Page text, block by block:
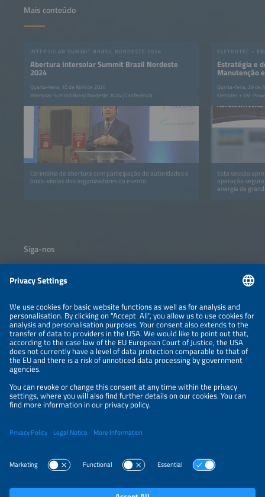
Mais conteúdo
INTERSOLAR SUMMIT BRASIL NORDESTE 2024
Abertura Intersolar Summit Brazil Nordeste
2024
Quarta-feira, 10 de Abril de 2024
Intersolar Summit Brasil Nordeste 2024 | Conferência
Cerimônia de abertura com participação de autoridades e
boas-vindas dos organizadores do evento
Estratégia e
Manutenção
primeiro
Energia em
Brasil
Quinta-feira, 29 de
Eletrotec + EM-
Esta sessão
operação
energia de
Siga-nos
Informações
INFORMAÇÃO LEGAL
CONTATO
ORGANIZADORES
POLÍTICA DE PRIVACIDADE